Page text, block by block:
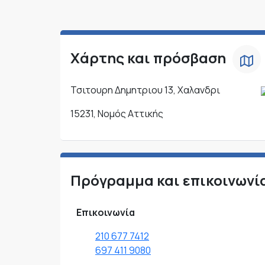
Χάρτης και πρόσβαση
Τσιτουρη Δημητριου 13, Χαλανδρι
15231, Νομός Αττικής
Πρόγραμμα και
Επικοινωνία
210 677 7412
697 411 9080